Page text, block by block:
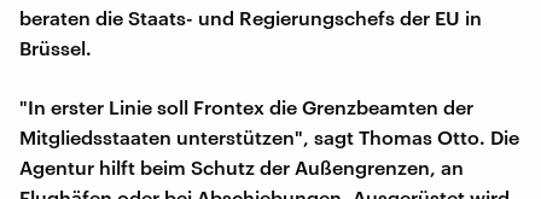
beraten die Staats- und Regierungschefs der EU in
Brüssel.
"In erster Linie soll Frontex die Grenzbeamten der
Mitgliedsstaaten unterstützen", sagt Thomas Otto. Die
Agentur hilft beim Schutz der Außengrenzen, an